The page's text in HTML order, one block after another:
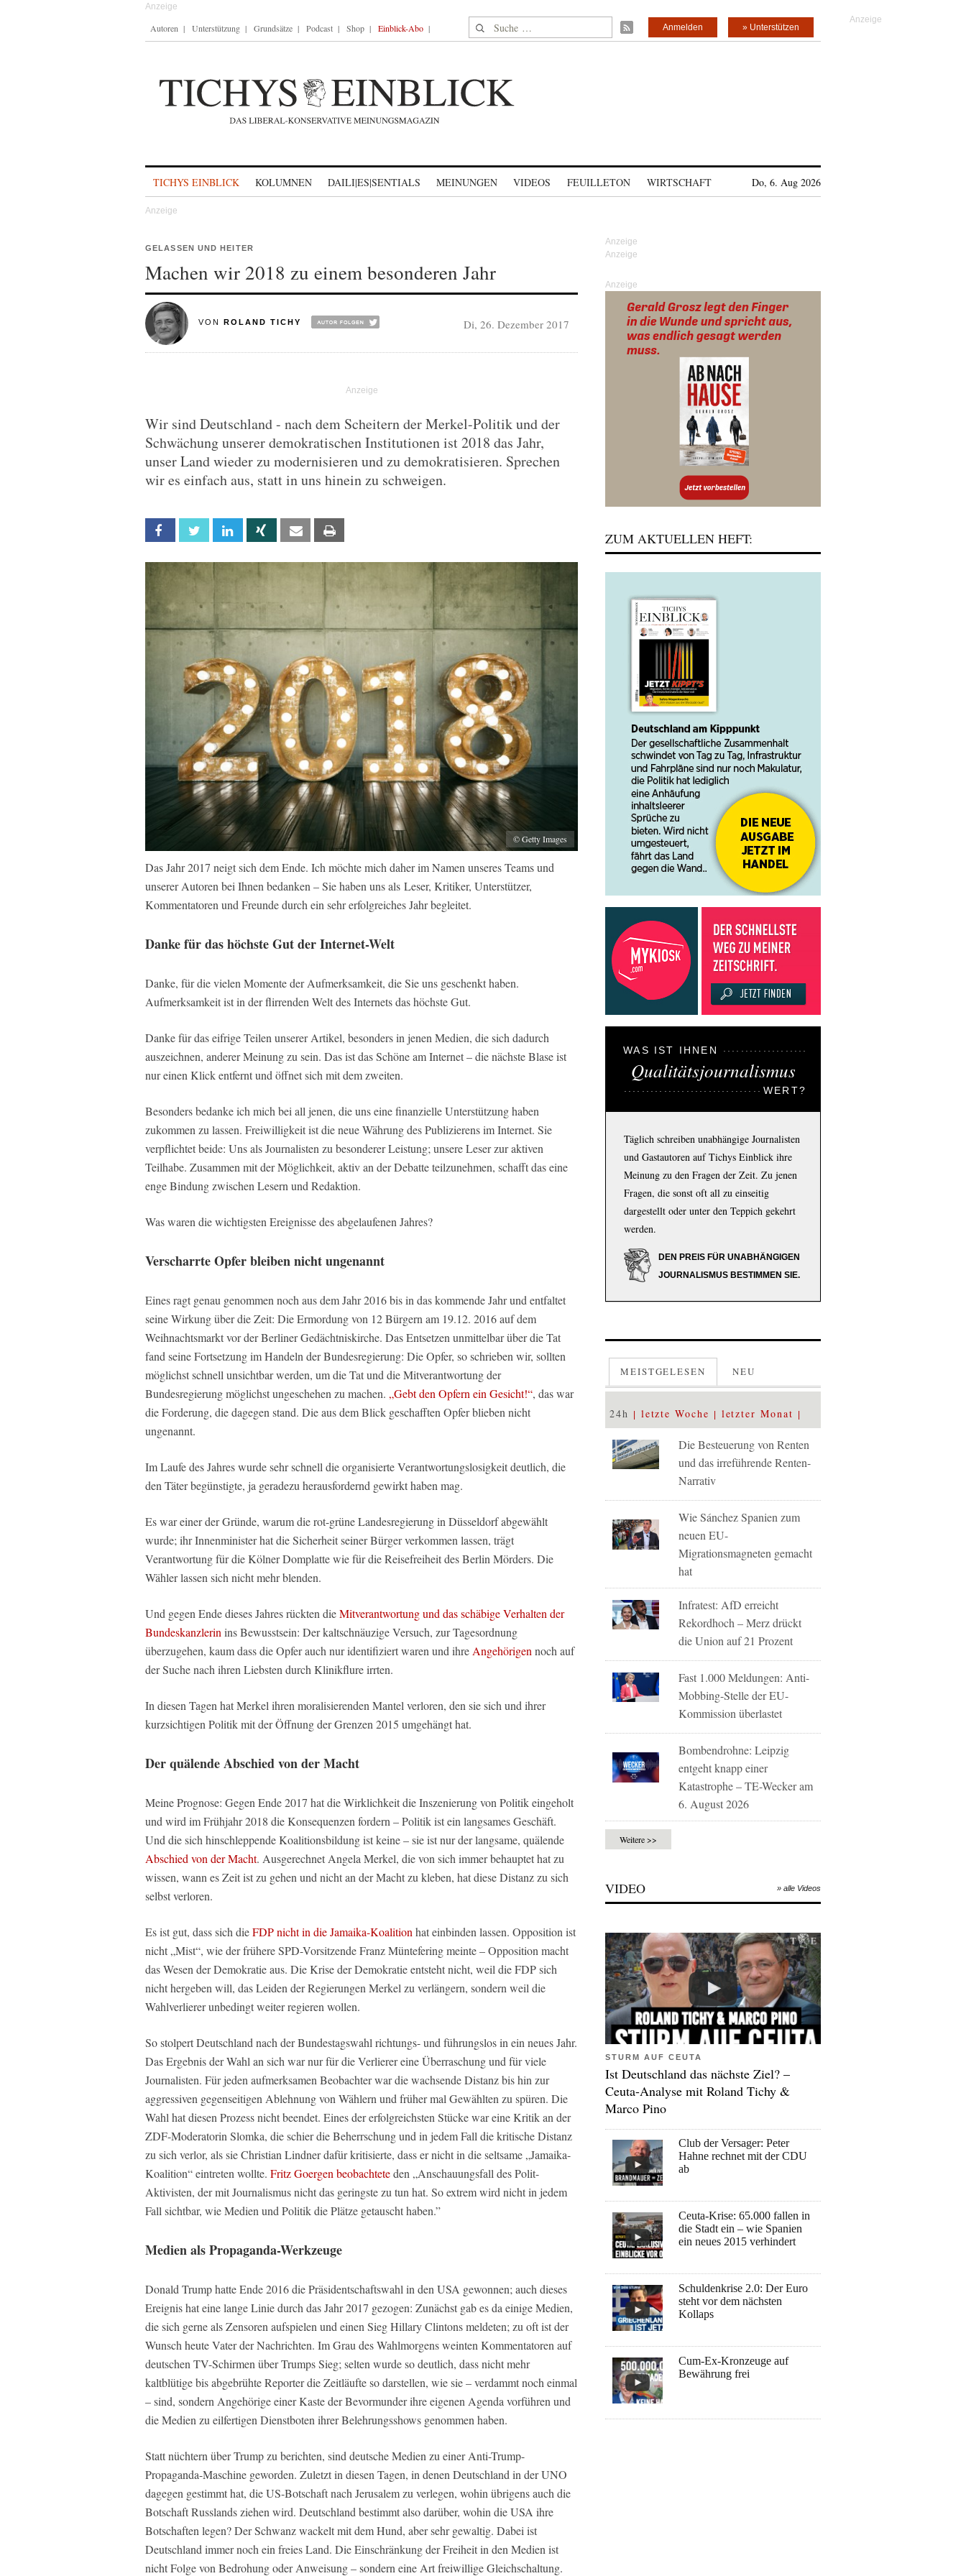
Autoren Unterstützung Grundsätze Podcast Shop Einblick-Abo Suche nach: » Unterstützen
Anmelden
TICHYS EINBLICK KOLUMNEN DAILI|ES|SENTIALS MEINUNGEN VIDEOS FEUILLETON WIRTSCHAFT Do, 6. Aug 2026
GELASSEN UND HEITER
Machen wir 2018 zu einem besonderen Jahr
VON ROLAND TICHY Di, 26. Dezember 2017
Wir sind Deutschland - nach dem Scheitern der Merkel-Politik und der
Schwächung unserer demokratischen Institutionen ist 2018 das Jahr,
unser Land wieder zu modernisieren und zu demokratisieren. Sprechen
wir es einfach aus, statt in uns hinein zu schweigen.
Facebook Twitter Linkedin Xing Email
© Getty Images
Das Jahr 2017 neigt sich dem Ende. Ich möchte mich daher im Namen unseres Teams und
unserer Autoren bei Ihnen bedanken – Sie haben uns als Leser, Kritiker, Unterstützer,
Kommentatoren und Freunde durch ein sehr erfolgreiches Jahr begleitet.
Danke für das höchste Gut der Internet-Welt
Danke, für die vielen Momente der Aufmerksamkeit, die Sie uns geschenkt haben.
Aufmerksamkeit ist in der flirrenden Welt des Internets das höchste Gut.
Danke für das eifrige Teilen unserer Artikel, besonders in jenen Medien, die sich dadurch
auszeichnen, anderer Meinung zu sein. Das ist das Schöne am Internet – die nächste Blase ist
nur einen Klick entfernt und öffnet sich mit dem zweiten.
Besonders bedanke ich mich bei all jenen, die uns eine finanzielle Unterstützung haben
zukommen zu lassen. Freiwilligkeit ist die neue Währung des Publizierens im Internet. Sie
verpflichtet beide: Uns als Journalisten zu besonderer Leistung; unsere Leser zur aktiven
Teilhabe. Zusammen mit der Möglichkeit, aktiv an der Debatte teilzunehmen, schafft das eine
enge Bindung zwischen Lesern und Redaktion.
Was waren die wichtigsten Ereignisse des abgelaufenen Jahres?
Verscharrte Opfer bleiben nicht ungenannt
Eines ragt genau genommen noch aus dem Jahr 2016 bis in das kommende Jahr und entfaltet
seine Wirkung über die Zeit: Die Ermordung von 12 Bürgern am 19.12. 2016 auf dem
Weihnachtsmarkt vor der Berliner Gedächtniskirche. Das Entsetzen unmittelbar über die Tat
fand seine Fortsetzung im Handeln der Bundesregierung: Die Opfer, so schrieben wir, sollten
möglichst schnell unsichtbar werden, um die Tat und die Mitverantwortung der
Bundesregierung möglichst ungeschehen zu machen. „Gebt den Opfern ein Gesicht!“, das war
die Forderung, die dagegen stand. Die aus dem Blick geschafften Opfer blieben nicht
ungenannt.
Im Laufe des Jahres wurde sehr schnell die organisierte Verantwortungslosigkeit deutlich, die
den Täter begünstigte, ja geradezu herausfordernd gewirkt haben mag.
Es war einer der Gründe, warum die rot-grüne Landesregierung in Düsseldorf abgewählt
wurde; ihr Innenminister hat die Sicherheit seiner Bürger verkommen lassen, trägt
Verantwortung für die Kölner Domplatte wie für die Reisefreiheit des Berlin Mörders. Die
Wähler lassen sich nicht mehr blenden.
Und gegen Ende dieses Jahres rückten dieMitverantwortung und das schäbige Verhalten der
Bundeskanzlerin ins Bewusstsein: Der kaltschnäuzige Versuch, zur Tagesordnung
überzugehen, kaum dass die Opfer auch nur identifiziert waren und ihre Angehörigen noch auf
der Suche nach ihren Liebsten durch Klinikflure irrten.
In diesen Tagen hat Merkel ihren moralisierenden Mantel verloren, den sie sich und ihrer
kurzsichtigen Politik mit der Öffnung der Grenzen 2015 umgehängt hat.
Der quälende Abschied von der Macht
Meine Prognose: Gegen Ende 2017 hat die Wirklichkeit die Inszenierung von Politik eingeholt
und wird im Frühjahr 2018 die Konsequenzen fordern – Politik ist ein langsames Geschäft.
Und die sich hinschleppende Koalitionsbildung ist keine – sie ist nur der langsame, quälende
Abschied von der Macht. Ausgerechnet Angela Merkel, die von sich immer behauptet hat zu
wissen, wann es Zeit ist zu gehen und nicht an der Macht zu kleben, hat diese Distanz zu sich
selbst verloren.
Es ist gut, dass sich dieFDP nicht in die Jamaika-Koalition hat einbinden lassen. Opposition ist
nicht „Mist“, wie der frühere SPD-Vorsitzende Franz Müntefering meinte – Opposition macht
das Wesen der Demokratie aus. Die Krise der Demokratie entsteht nicht, weil die FDP sich
nicht hergeben will, das Leiden der Regierungen Merkel zu verlängern, sondern weil die
Wahlverlierer unbedingt weiter regieren wollen.
So stolpert Deutschland nach der Bundestagswahl richtungs- und führungslos in ein neues Jahr.
Das Ergebnis der Wahl an sich war nur für die Verlierer eine Überraschung und für viele
Journalisten. Für jeden aufmerksamen Beobachter war die wachsende Distanz bis hin zur
aggressiven gegenseitigen Ablehnung von Wählern und früher mal Gewählten zu spüren. Die
Wahl hat diesen Prozess nicht beendet. Eines der erfolgreichsten Stücke war eine Kritik an der
ZDF-Moderatorin Slomka, die schier die Beherrschung und in jedem Fall die kritische Distanz
zu sich verlor, als sie Christian Lindner dafür kritisierte, dass er nicht in die seltsame „Jamaika-
Koalition“ eintreten wollte. Fritz Goergen beobachteteden „Anschauungsfall des Polit-
Aktivisten, der mit Journalismus nicht das geringste zu tun hat. So extrem wird nicht in jedem
Fall sichtbar, wie Medien und Politik die Plätze getauscht haben.”
Medien als Propaganda-Werkzeuge
Donald Trump hatte Ende 2016 die Präsidentschaftswahl in den USA gewonnen; auch dieses
Ereignis hat eine lange Linie durch das Jahr 2017 gezogen: Zunächst gab es da einige Medien,
die sich gerne als Zensoren aufspielen und einen Sieg Hillary Clintons meldeten; zu oft ist der
Wunsch heute Vater der Nachrichten. Im Grau des Wahlmorgens weinten Kommentatoren auf
deutschen TV-Schirmen über Trumps Sieg; selten wurde so deutlich, dass nicht mehr
kaltblütige bis abgebrühte Reporter die Zeitläufte so darstellen, wie sie – verdammt noch einmal
– sind, sondern Angehörige einer Kaste der Bevormunder ihre eigenen Agenda vorführen und
die Medien zu eilfertigen Dienstboten ihrer Belehrungsshows genommen haben.
Statt nüchtern über Trump zu berichten, sind deutsche Medien zu einer Anti-Trump-
Propaganda-Maschine geworden. Zuletzt in diesen Tagen, in denen Deutschland in der UNO
dagegen gestimmt hat, die US-Botschaft nach Jerusalem zu verlegen, wohin übrigens auch die
Botschaft Russlands ziehen wird. Deutschland bestimmt also darüber, wohin die USA ihre
Botschaften legen? Der Schwanz wackelt mit dem Hund, aber sehr gewaltig. Dabei ist
Deutschland immer noch ein freies Land. Die Einschränkung der Freiheit in den Medien ist
nicht Folge von Bedrohung oder Anweisung – sondern eine Art freiwillige Gleichschaltung.
Anzeige
ZUM AKTUELLEN HEFT:
WAS IST IHNEN
Qualitätsjournalismus
WERT?
Täglich schreiben unabhängige Journalisten
und Gastautoren auf Tichys Einblick ihre
Meinung zu den Fragen der Zeit. Zu jenen
Fragen, die sonst oft all zu einseitig
dargestellt oder unter den Teppich gekehrt
werden.
DEN PREIS FÜR UNABHÄNGIGEN
JOURNALISMUS BESTIMMEN SIE.
MEISTGELESEN NEU
24h letzte Woche letzter Monat
Die Besteuerung von Renten
und das irreführende Renten-
Narrativ
Wie Sánchez Spanien zum
neuen EU-
Migrationsmagneten gemacht
hat
Infratest: AfD erreicht
Rekordhoch – Merz drückt
die Union auf 21 Prozent
Fast 1.000 Meldungen: Anti-
Mobbing-Stelle der EU-
Kommission überlastet
Bombendrohne: Leipzig
entgeht knapp einer
Katastrophe – TE-Wecker am
6. August 2026
Weitere >>
VIDEO » alle Videos
STURM AUF CEUTA
Ist Deutschland das nächste Ziel? –
Ceuta-Analyse mit Roland Tichy &
Marco Pino
Club der Versager: Peter
Hahne rechnet mit der CDU
ab
Ceuta-Krise: 65.000 fallen in
die Stadt ein – wie Spanien
ein neues 2015 verhindert
Schuldenkrise 2.0: Der Euro
steht vor dem nächsten
Kollaps
Cum-Ex-Kronzeuge auf
Bewährung frei